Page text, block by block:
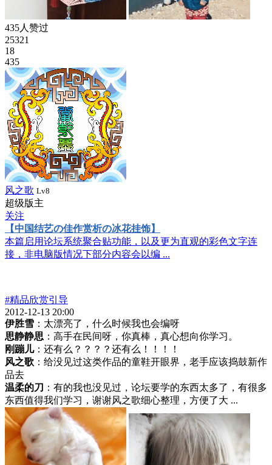
435人赞过
25321
18
435
风之歌 Lv8
超级版主
关注
【中国结艺の佳作赏析の冰花挂饰】
本篇启用论坛系统聚合贴功能，以及更为直观的彩色文字连
接，非电脑版情况下部分内容会以编 ...
#精品欣赏引导
2012-12-13 20:00
伊胜雪 ：太漂亮了，什么时候我也会编呀
思静静思 ：高手在民间呀，你真棒，真心想向你学习。
刚蹦儿：还有么？？？？还有么！！！！
风之歌 ：给没见过这类作品的童鞋开眼界，老手应该捣鼓新作
品去
温柔的刀 ：有的我也没见过，论坛要学的东西太多了，有很多
东西值得我们学习，谢谢风之歌细心整理，方便了大 ...